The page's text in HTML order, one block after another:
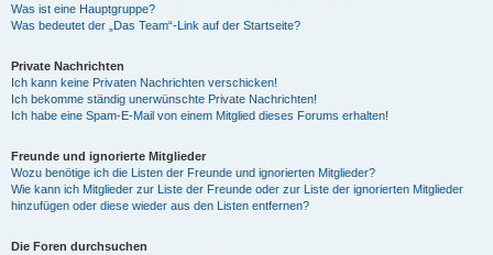
Was ist eine Hauptgruppe?
Was bedeutet der „Das Team“-Link auf der Startseite?
Private Nachrichten
Ich kann keine Privaten Nachrichten verschicken!
Ich bekomme ständig unerwünschte Private Nachrichten!
Ich habe eine Spam-E-Mail von einem Mitglied dieses Forums erhalten!
Freunde und ignorierte Mitglieder
Wozu benötige ich die Listen der Freunde und ignorierten Mitglieder?
Wie kann ich Mitglieder zur Liste der Freunde oder zur Liste der ignorierten Mitglieder
hinzufügen oder diese wieder aus den Listen entfernen?
Die Foren durchsuchen